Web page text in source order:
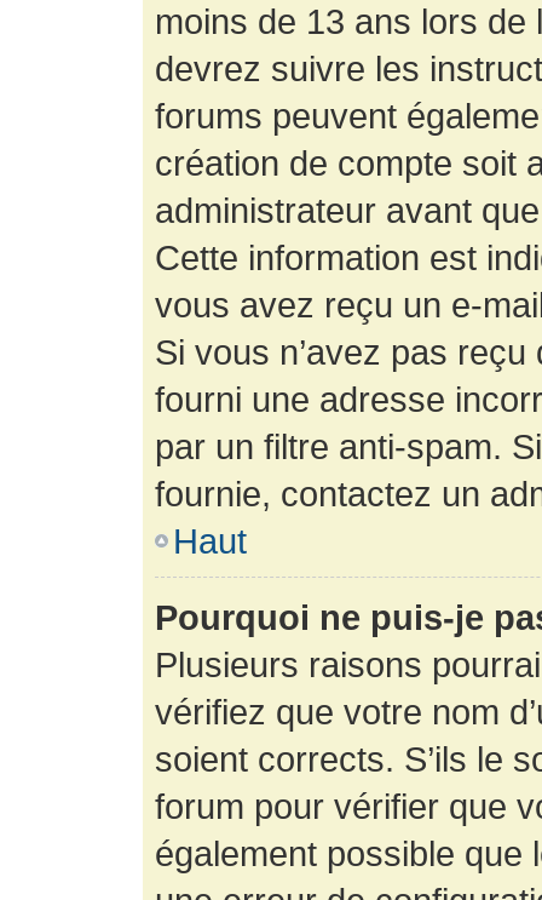
moins de 13 ans lors de
devrez suivre les
forums peuvent
création de compte soit
administrateur avant
Cette information est
vous avez reçu un e-
Si vous n’avez pas
fourni une adresse
par un filtre anti-spam.
fournie, contactez un
Haut
Pourquoi ne puis-je
Plusieurs raisons
vérifiez que votre nom
soient corrects. S’ils le
forum pour vérifier que
également possible que